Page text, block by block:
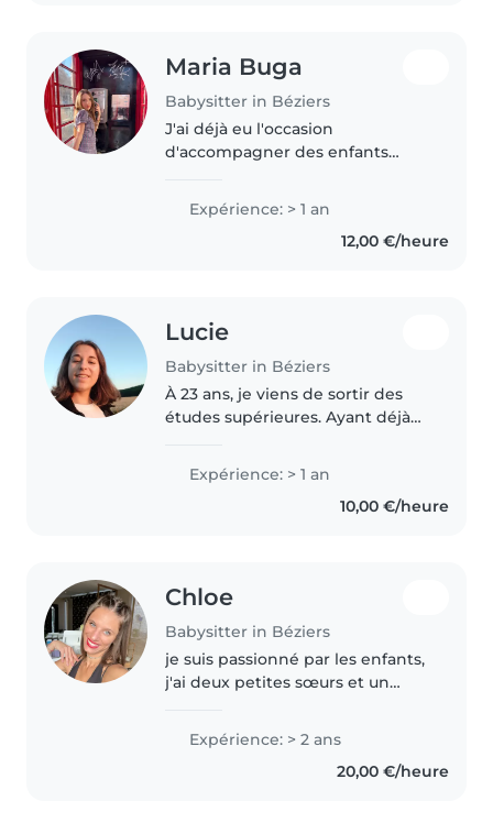
Maria Buga
Babysitter in Béziers
J'ai déjà eu l'occasion
d'accompagner des enfants
qu'à travers mon engagement
avec l'UNICEF, où j'anime des
activités et des ateliers de
Expérience: > 1 an
12,00 €/heure
Lucie
Babysitter in Béziers
À 23 ans, je viens de sortir des
études supérieures. Ayant déjà
l'aide au devoir je me tourne vers
vous pour continuer cette
expérience très enrichissante...
Expérience: > 1 an
10,00 €/heure
Chloe
Babysitter in Béziers
je suis passionné par les enfants,
j'ai deux petites sœurs et un
vos petits bouts
Expérience: > 2 ans
20,00 €/heure